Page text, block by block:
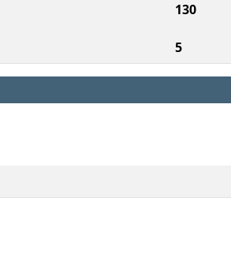
130
5